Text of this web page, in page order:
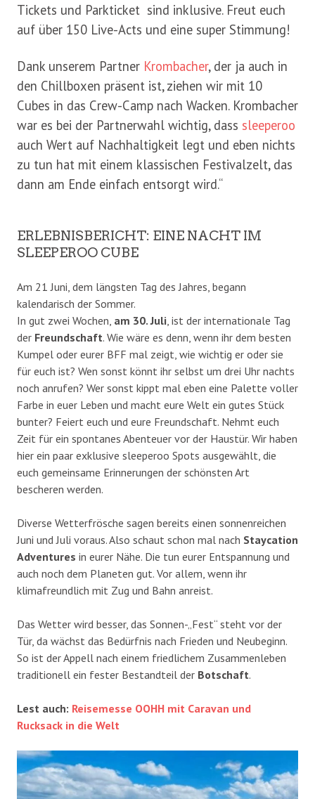
Tickets und Parkticket sind inklusive. Freut euch
auf über 150 Live-Acts und eine super Stimmung!
Dank unserem Partner Krombacher, der ja auch in
den Chillboxen präsent ist, ziehen wir mit 10
Cubes in das Crew-Camp nach Wacken. Krombacher
war es bei der Partnerwahl wichtig, dass sleeperoo
auch Wert auf Nachhaltigkeit legt und eben nichts
zu tun hat mit einem klassischen Festivalzelt, das
dann am Ende einfach entsorgt wird.“
ERLEBNISBERICHT: EINE NACHT IM
SLEEPEROO CUBE
Am 21 Juni, dem längsten Tag des Jahres, begann
kalendarisch der Sommer.
In gut zwei Wochen, am 30. Juli , ist der internationale Tag
der Freundschaft. Wie wäre es denn, wenn ihr dem besten
Kumpel oder eurer BFF mal zeigt, wie wichtig er oder sie
für euch ist? Wen sonst könnt ihr selbst um drei Uhr nachts
noch anrufen? Wer sonst kippt mal eben eine Palette voller
Farbe in euer Leben und macht eure Welt ein gutes Stück
bunter? Feiert euch und eure Freundschaft. Nehmt euch
Zeit für ein spontanes Abenteuer vor der Haustür. Wir haben
hier ein paar exklusive sleeperoo Spots ausgewählt, die
euch gemeinsame Erinnerungen der schönsten Art
bescheren werden.
Diverse Wetterfrösche sagen bereits einen sonnenreichen
Juni und Juli voraus. Also schaut schon mal nach Staycation
Adventures in eurer Nähe. Die tun eurer Entspannung und
auch noch dem Planeten gut. Vor allem, wenn ihr
klimafreundlich mit Zug und Bahn anreist.
Das Wetter wird besser, das Sonnen-„Fest“ steht vor der
Tür, da wächst das Bedürfnis nach Frieden und Neubeginn.
So ist der Appell nach einem friedlichem Zusammenleben
traditionell ein fester Bestandteil der Botschaft.
Lest auch: Reisemesse OOHH mit Caravan und
Rucksack in die Welt